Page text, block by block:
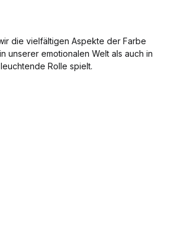
die vielfältigen Aspekte der Farbe
unserer emotionalen Welt als auch in
Rolle spielt.